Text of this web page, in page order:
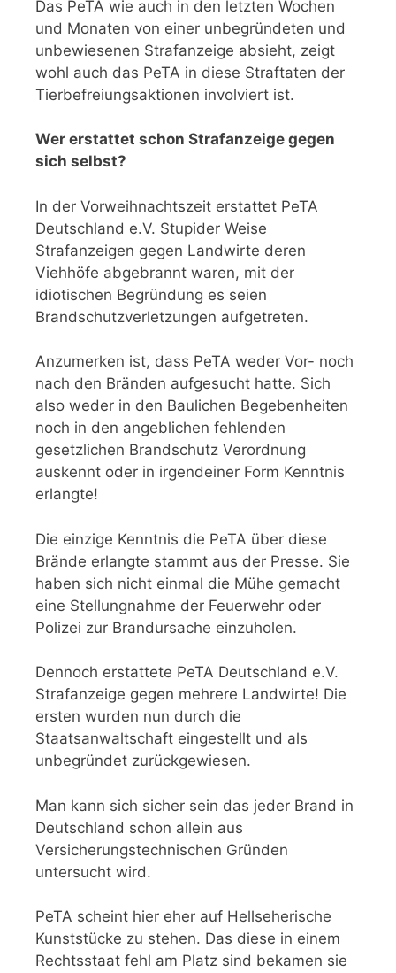
Das PeTA wie auch in den letzten Wochen
und Monaten von einer unbegründeten und
unbewiesenen Strafanzeige absieht, zeigt
wohl auch das PeTA in diese Straftaten der
Tierbefreiungsaktionen involviert ist.
Wer erstattet schon Strafanzeige gegen
sich selbst?
In der Vorweihnachtszeit erstattet PeTA
Deutschland e.V. Stupider Weise
Strafanzeigen gegen Landwirte deren
Viehhöfe abgebrannt waren, mit der
idiotischen Begründung es seien
Brandschutzverletzungen aufgetreten.
Anzumerken ist, dass PeTA weder Vor- noch
nach den Bränden aufgesucht hatte. Sich
also weder in den Baulichen Begebenheiten
noch in den angeblichen fehlenden
gesetzlichen Brandschutz Verordnung
auskennt oder in irgendeiner Form Kenntnis
erlangte!
Die einzige Kenntnis die PeTA über diese
Brände erlangte stammt aus der Presse. Sie
haben sich nicht einmal die Mühe gemacht
eine Stellungnahme der Feuerwehr oder
Polizei zur Brandursache einzuholen.
Dennoch erstattete PeTA Deutschland e.V.
Strafanzeige gegen mehrere Landwirte! Die
ersten wurden nun durch die
Staatsanwaltschaft eingestellt und als
unbegründet zurückgewiesen.
Man kann sich sicher sein das jeder Brand in
Deutschland schon allein aus
Versicherungstechnischen Gründen
untersucht wird.
PeTA scheint hier eher auf Hellseherische
Kunststücke zu stehen. Das diese in einem
Rechtsstaat fehl am Platz sind bekamen sie